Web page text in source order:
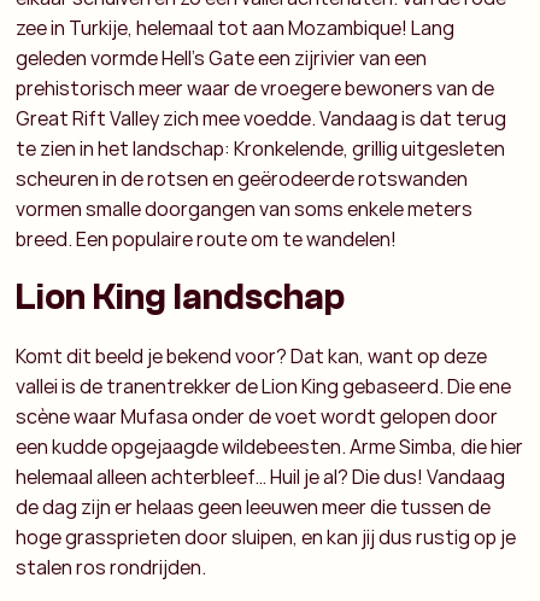
zee in Turkije, helemaal tot aan Mozambique! Lang
geleden vormde Hell’s Gate een zijrivier van een
prehistorisch meer waar de vroegere bewoners van de
Great Rift Valley zich mee voedde. Vandaag is dat terug
te zien in het landschap: Kronkelende, grillig uitgesleten
scheuren in de rotsen en geërodeerde rotswanden
vormen smalle doorgangen van soms enkele meters
breed. Een populaire route om te wandelen!
Lion King landschap
Komt dit beeld je bekend voor? Dat kan, want op deze
vallei is de tranentrekker de Lion King gebaseerd. Die ene
scène waar Mufasa onder de voet wordt gelopen door
een kudde opgejaagde wildebeesten. Arme Simba, die hier
helemaal alleen achterbleef… Huil je al? Die dus! Vandaag
de dag zijn er helaas geen leeuwen meer die tussen de
hoge grassprieten door sluipen, en kan jij dus rustig op je
stalen ros rondrijden.